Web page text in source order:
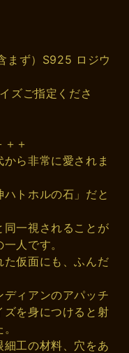
まず）S925 ロジウ
ズご指定くださ
＋
ら非常に愛されま
トホルの石」だと
同一視されることが
人です。
た仮面にも、ふんだ
ディアンのアパッチ
を身につけると射
工の材料、穴をあ